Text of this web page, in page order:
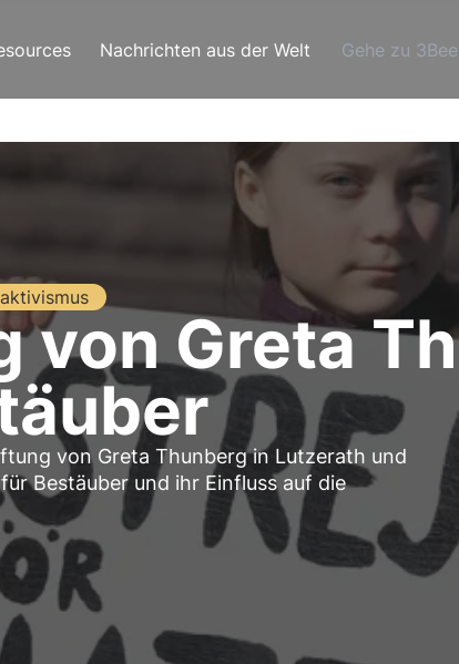
Nachrichten aus der Welt Gehe zu
von Greta
von Greta Thunberg in Lutzerath und
Bestäuber und ihr Einfluss auf die